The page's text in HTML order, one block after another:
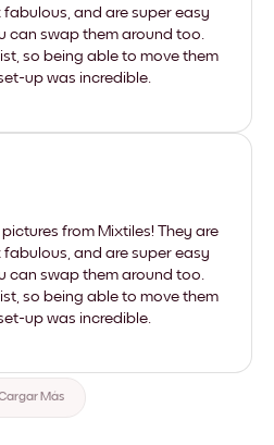
and are super easy
can swap them around too.
so being able to move them
up was incredible.
from Mixtiles! They are
and are super easy
can swap them around too.
so being able to move them
up was incredible.
Más